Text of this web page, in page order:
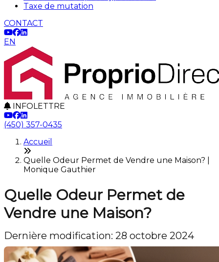
Taxe de mutation
CONTACT
EN
INFOLETTRE
(450) 357-0435
Accueil
Quelle Odeur Permet de Vendre une Maison? |
Monique Gauthier
Quelle Odeur Permet de
Vendre une Maison?
Dernière modification: 28 octobre 2024